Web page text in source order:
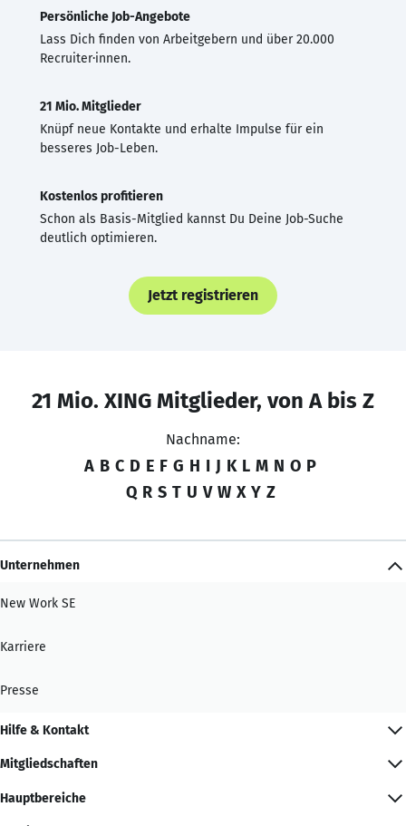
Persönliche Job-Angebote
Lass Dich finden von Arbeitgebern und über 20.000
Recruiter·innen.
21 Mio. Mitglieder
Knüpf neue Kontakte und erhalte Impulse für ein
besseres Job-Leben.
Kostenlos profitieren
Schon als Basis-Mitglied kannst Du Deine Job-Suche
deutlich optimieren.
Jetzt registrieren
21 Mio. XING Mitglieder, von A bis Z
Nachname:
A B C D E F G H I J K L M N O P
Q R S T U V W X Y Z
Unternehmen
New Work SE
Karriere
Presse
Hilfe & Kontakt
Mitgliedschaften
Hauptbereiche